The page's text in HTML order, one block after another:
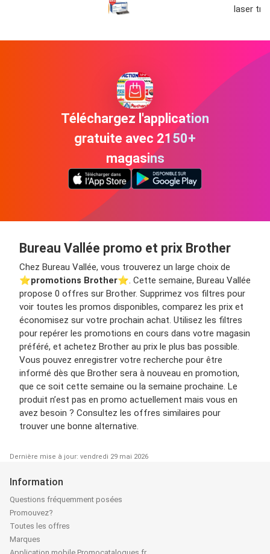
laser
Téléchargez l'application
gratuite avec 2150+
magasins
Bureau Vallée promo et prix Brother
Chez Bureau Vallée, vous trouverez un large choix de
⭐️promotions Brother⭐️. Cette semaine, Bureau Vallée
propose 0 offres sur Brother. Supprimez vos filtres pour
voir toutes les promos disponibles, comparez les prix et
économisez sur votre prochain achat. Utilisez les filtres
pour repérer les promotions en cours dans votre magasin
préféré, et achetez Brother au prix le plus bas possible.
Vous pouvez enregistrer votre recherche pour être
informé dès que Brother sera à nouveau en promotion,
que ce soit cette semaine ou la semaine prochaine. Le
produit n’est pas en promo actuellement mais vous en
avez besoin ? Consultez les offres similaires pour
trouver une bonne alternative.
Dernière mise à jour: vendredi 29 mai 2026
Information
Questions fréquemment posées
Promouvez?
Toutes les offres
Marques